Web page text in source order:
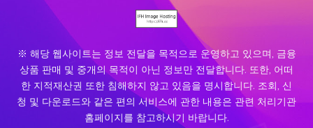
※ 해당 웹사이트는 정보 전달을 목적으로 운영하고 있으며, 금융
상품 판매 및 중개의 목적이 아닌 정보만 전달합니다. 또한, 어떠
한 지적재산권 또한 침해하지 않고 있음을 명시합니다. 조회, 신
청 및 다운로드와 같은 편의 서비스에 관한 내용은 관련 처리기관
홈페이지를 참고하시기 바랍니다.